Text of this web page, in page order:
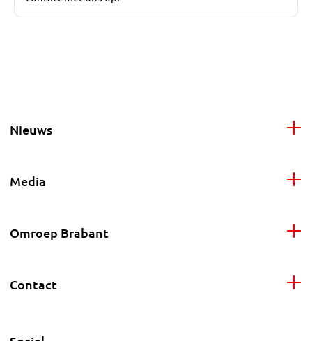
Nieuws
Media
Omroep Brabant
Contact